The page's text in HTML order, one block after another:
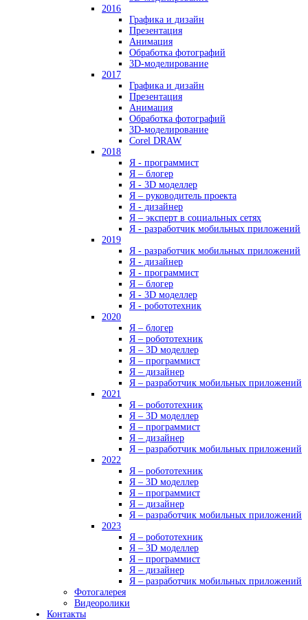
2016
Графика и дизайн
Презентация
Анимация
Обработка фотографий
3D-моделирование
2017
Графика и дизайн
Презентация
Анимация
Обработка фотографий
3D-моделирование
Corel DRAW
2018
Я - программист
Я – блогер
Я - 3D моделлер
Я – руководитель проекта
Я - дизайнер
Я – эксперт в социальных сетях
Я - разработчик мобильных приложений
2019
Я - разработчик мобильных приложений
Я - дизайнер
Я - программист
Я – блогер
Я - 3D моделлер
Я - робототехник
2020
Я – блогер
Я – робототехник
Я – 3D моделлер
Я – программист
Я – дизайнер
Я – разработчик мобильных приложений
2021
Я – робототехник
Я – 3D моделлер
Я – программист
Я – дизайнер
Я – разработчик мобильных приложений
2022
Я – робототехник
Я – 3D моделлер
Я – программист
Я – дизайнер
Я – разработчик мобильных приложений
2023
Я – робототехник
Я – 3D моделлер
Я – программист
Я – дизайнер
Я – разработчик мобильных приложений
Фотогалерея
Видеоролики
Контакты